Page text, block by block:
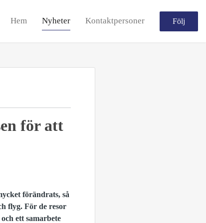
Hem Nyheter Kontaktpersoner Följ
för att
förändrats, så
flyg. För de resor
ett samarbete